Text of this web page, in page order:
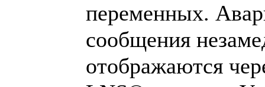
переменных.
сообщения
отображаются